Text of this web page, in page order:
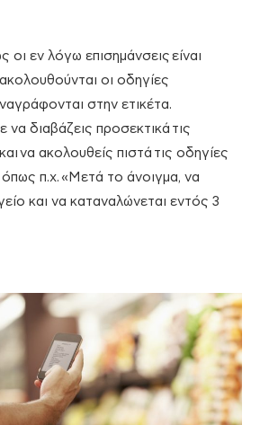
οι εν λόγω επισημάνσεις είναι
ακολουθούνται οι οδηγίες
στην ετικέτα.
να διαβάζεις προσεκτικά τις
να ακολουθείς πιστά τις οδηγίες
όπως π.χ. «Μετά το άνοιγμα, να
και να καταναλώνεται εντός 3